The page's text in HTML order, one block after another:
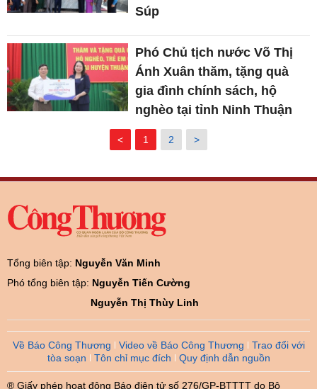
Súp
Phó Chủ tịch nước Võ Thị
Ánh Xuân thăm, tặng quà
gia đình chính sách, hộ
nghèo tại tỉnh Ninh Thuận
< 1 2 >
Tổng biên tập: Nguyễn Văn Minh
Phó tổng biên tập: Nguyễn Tiến Cường
Nguyễn Thị Thùy Linh
Về Báo Công Thương Video về Báo Công Thương
Trao đổi với
tòa soạn
Tôn chỉ mục đích Quy định dẫn nguồn
® Giấy phép hoạt động Báo điện tử số 276/GP-BTTTT do Bộ